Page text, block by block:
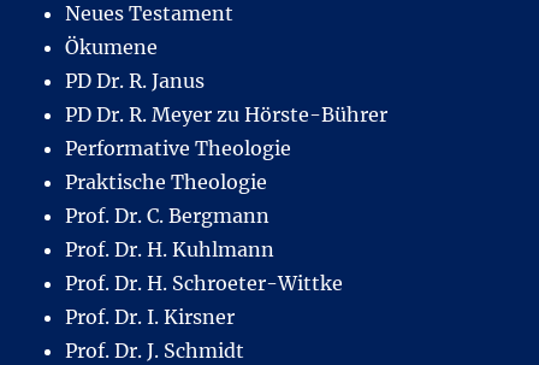
Neues Testament
Ökumene
PD Dr. R. Janus
PD Dr. R. Meyer zu Hörste-Bührer
Performative Theologie
Praktische Theologie
Prof. Dr. C. Bergmann
Prof. Dr. H. Kuhlmann
Prof. Dr. H. Schroeter-Wittke
Prof. Dr. I. Kirsner
Prof. Dr. J. Schmidt